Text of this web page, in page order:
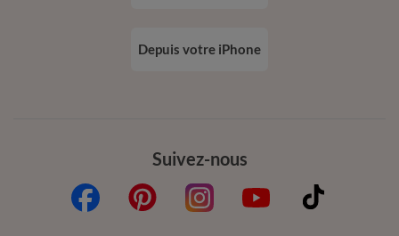
Suivez-nous
Depuis votre iPhone